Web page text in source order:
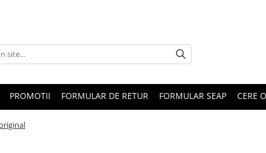
PROMOTII FORMULAR DE RETUR FORMULAR SEAP CERE